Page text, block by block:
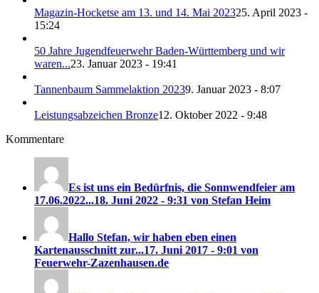
Magazin-Hocketse am 13. und 14. Mai 202325. April 2023 -
15:24
50 Jahre Jugendfeuerwehr Baden-Württemberg und wir
waren...23. Januar 2023 - 19:41
Tannenbaum Sammelaktion 20239. Januar 2023 - 8:07
Leistungsabzeichen Bronze12. Oktober 2022 - 9:48
Kommentare
Es ist uns ein Bedürfnis, die Sonnwendfeier am
17.06.2022...18. Juni 2022 - 9:31 von Stefan Heim
Hallo Stefan, wir haben eben einen
Kartenausschnitt zur...17. Juni 2017 - 9:01 von
Feuerwehr-Zazenhausen.de